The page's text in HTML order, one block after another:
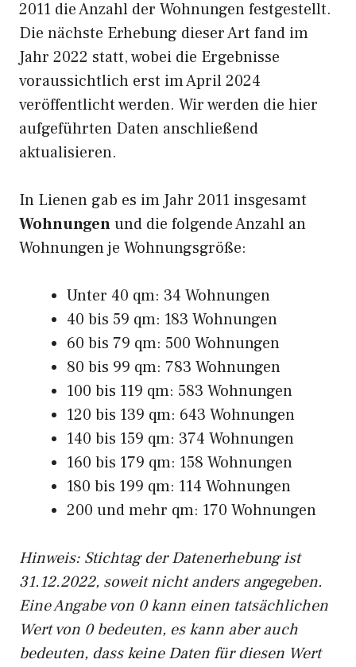
2011 die Anzahl der Wohnungen festgestellt.
Die nächste Erhebung dieser Art fand im
Jahr 2022 statt, wobei die Ergebnisse
voraussichtlich erst im April 2024
veröffentlicht werden. Wir werden die hier
aufgeführten Daten anschließend
aktualisieren.
In Lienen gab es im Jahr 2011 insgesamt
Wohnungenund die folgende Anzahl an
Wohnungen je Wohnungsgröße:
Unter 40 qm: 34 Wohnungen
40 bis 59 qm: 183 Wohnungen
60 bis 79 qm: 500 Wohnungen
80 bis 99 qm: 783 Wohnungen
100 bis 119 qm: 583 Wohnungen
120 bis 139 qm: 643 Wohnungen
140 bis 159 qm: 374 Wohnungen
160 bis 179 qm: 158 Wohnungen
180 bis 199 qm: 114 Wohnungen
200 und mehr qm: 170 Wohnungen
Hinweis: Stichtag der Datenerhebung ist
31.12.2022, soweit nicht anders angegeben.
Eine Angabe von 0 kann einen tatsächlichen
Wert von 0 bedeuten, es kann aber auch
bedeuten, dass keine Daten für diesen Wert